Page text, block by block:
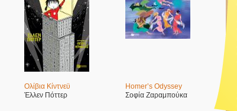
Ολίβια Κίντνεϋ
Έλλεν Πόττερ
Homer’s Odyssey
Σοφία Ζαραμπούκα